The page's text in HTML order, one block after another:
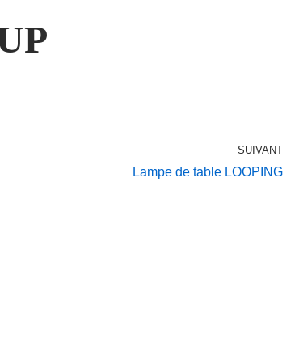
SUIVANT
Lampe de table LOOPING